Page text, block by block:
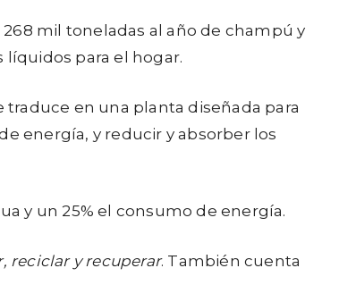
mil toneladas al año de champú y
para el hogar.
en una planta diseñada para
energía, y reducir y absorber los
y un 25% el consumo de energía.
reciclar y recuperar. También cuenta